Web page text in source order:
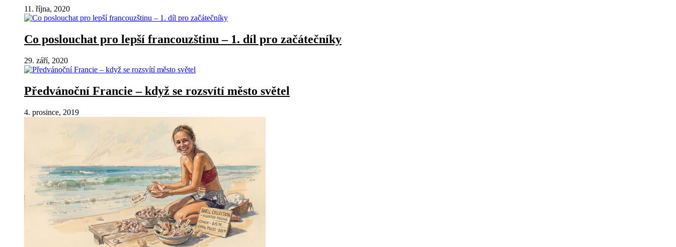
11. října, 2020
Co poslouchat pro lepší francouzštinu – 1. díl pro začátečníky
29. září, 2020
Předvánoční Francie – když se rozsvítí město světel
4. prosince, 2019